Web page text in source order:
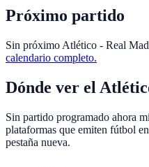
Próximo partido
Sin próximo Atlético - Real
calendario completo.
Dónde ver el
Sin partido programado ahora
plataformas que emiten fútbol
pestaña nueva.